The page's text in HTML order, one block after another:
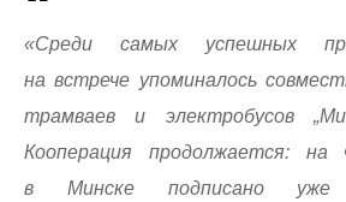
«Среди самых успешных
на встрече упоминалось
трамваев и электробусов
Кооперация продолжается: на
в Минске подписано уже